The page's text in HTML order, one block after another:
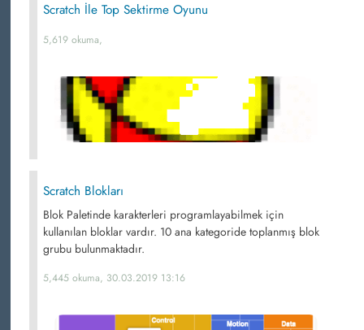
Scratch İle Top Sektirme Oyunu
5,619 okuma,
Scratch Blokları
Blok Paletinde karakterleri programlayabilmek için
kullanılan bloklar vardır. 10 ana kategoride toplanmış blok
grubu bulunmaktadır.
5,445 okuma, 30.03.2019 13:16